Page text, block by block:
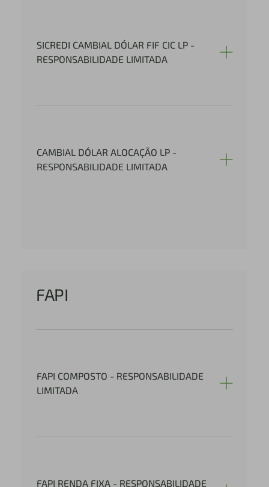
SICREDI CAMBIAL DÓLAR FIF CIC LP -
RESPONSABILIDADE LIMITADA
CAMBIAL DÓLAR ALOCAÇÃO LP -
RESPONSABILIDADE LIMITADA
FAPI
FAPI COMPOSTO - RESPONSABILIDADE
LIMITADA
FAPI RENDA FIXA - RESPONSABILIDADE